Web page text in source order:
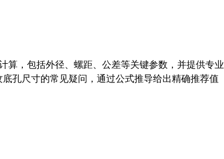
算，包括外径、螺距、公差等关键参数，并提供专业
孔尺寸的常见疑问，通过公式推导给出精确推荐值